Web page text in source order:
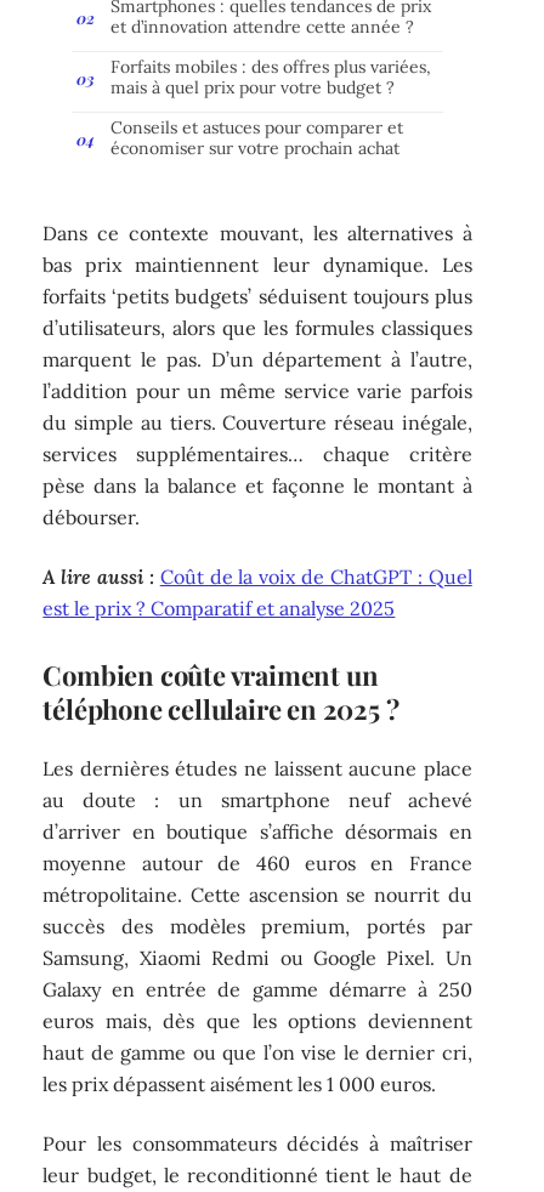
Smartphones : quelles tendances de prix
et d’innovation attendre cette année ?
Forfaits mobiles : des offres plus variées,
mais à quel prix pour votre budget ?
Conseils et astuces pour comparer et
économiser sur votre prochain achat
Dans ce contexte mouvant, les alternatives à
bas prix maintiennent leur dynamique. Les
forfaits ‘petits budgets’ séduisent toujours plus
d’utilisateurs, alors que les formules classiques
marquent le pas. D’un département à l’autre,
l’addition pour un même service varie parfois
du simple au tiers. Couverture réseau inégale,
services supplémentaires… chaque critère
pèse dans la balance et façonne le montant à
débourser.
A lire aussi : Coût de la voix de ChatGPT : Quel
est le prix ? Comparatif et analyse 2025
Combien coûte vraiment un
téléphone cellulaire en 2025 ?
Les dernières études ne laissent aucune place
au doute : un smartphone neuf achevé
d’arriver en boutique s’affiche désormais en
moyenne autour de 460 euros en France
métropolitaine. Cette ascension se nourrit du
succès des modèles premium, portés par
Samsung, Xiaomi Redmi ou Google Pixel. Un
Galaxy en entrée de gamme démarre à 250
euros mais, dès que les options deviennent
haut de gamme ou que l’on vise le dernier cri,
les prix dépassent aisément les 1 000 euros.
Pour les consommateurs décidés à maîtriser
leur budget, le reconditionné tient le haut de